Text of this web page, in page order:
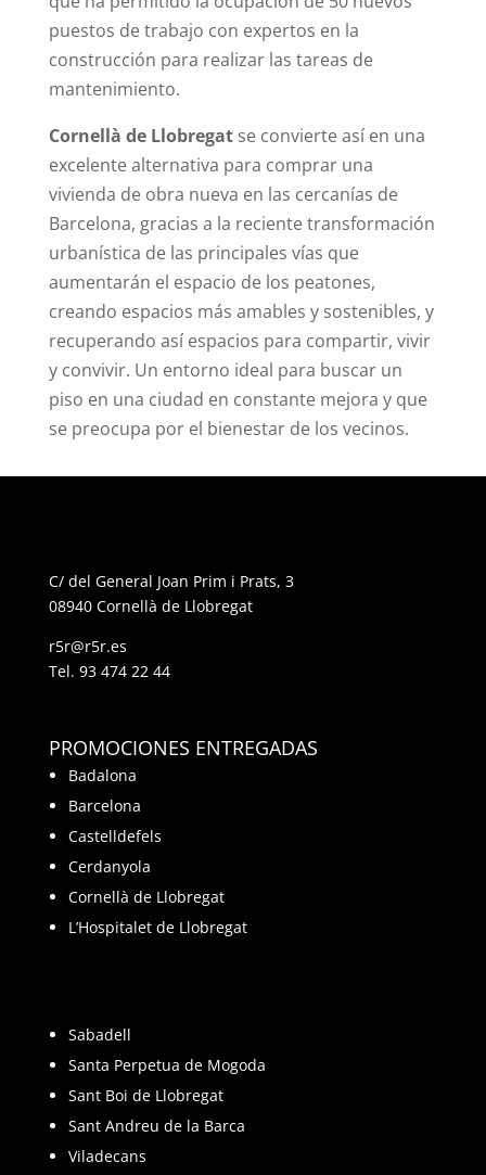
puestos de trabajo con expertos en la
construcción para realizar las tareas de
mantenimiento.
Cornellà de Llobregat se convierte así en una
excelente alternativa para comprar una
vivienda de obra nueva en las cercanías de
Barcelona, gracias a la reciente transformación
urbanística de las principales vías que
aumentarán el espacio de los peatones,
creando espacios más amables y sostenibles, y
recuperando así espacios para compartir, vivir
y convivir. Un entorno ideal para buscar un
piso en una ciudad en constante mejora y que
se preocupa por el bienestar de los vecinos.
C/ del General Joan Prim i Prats, 3
08940 Cornellà de Llobregat
r5r@r5r.es
Tel. 93 474 22 44
PROMOCIONES ENTREGADAS
Badalona
Barcelona
Castelldefels
Cerdanyola
Cornellà de Llobregat
L’Hospitalet de Llobregat
Sabadell
Santa Perpetua de Mogoda
Sant Boi de Llobregat
Sant Andreu de la Barca
Viladecans